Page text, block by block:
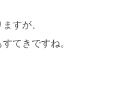
すが、
てきですね。